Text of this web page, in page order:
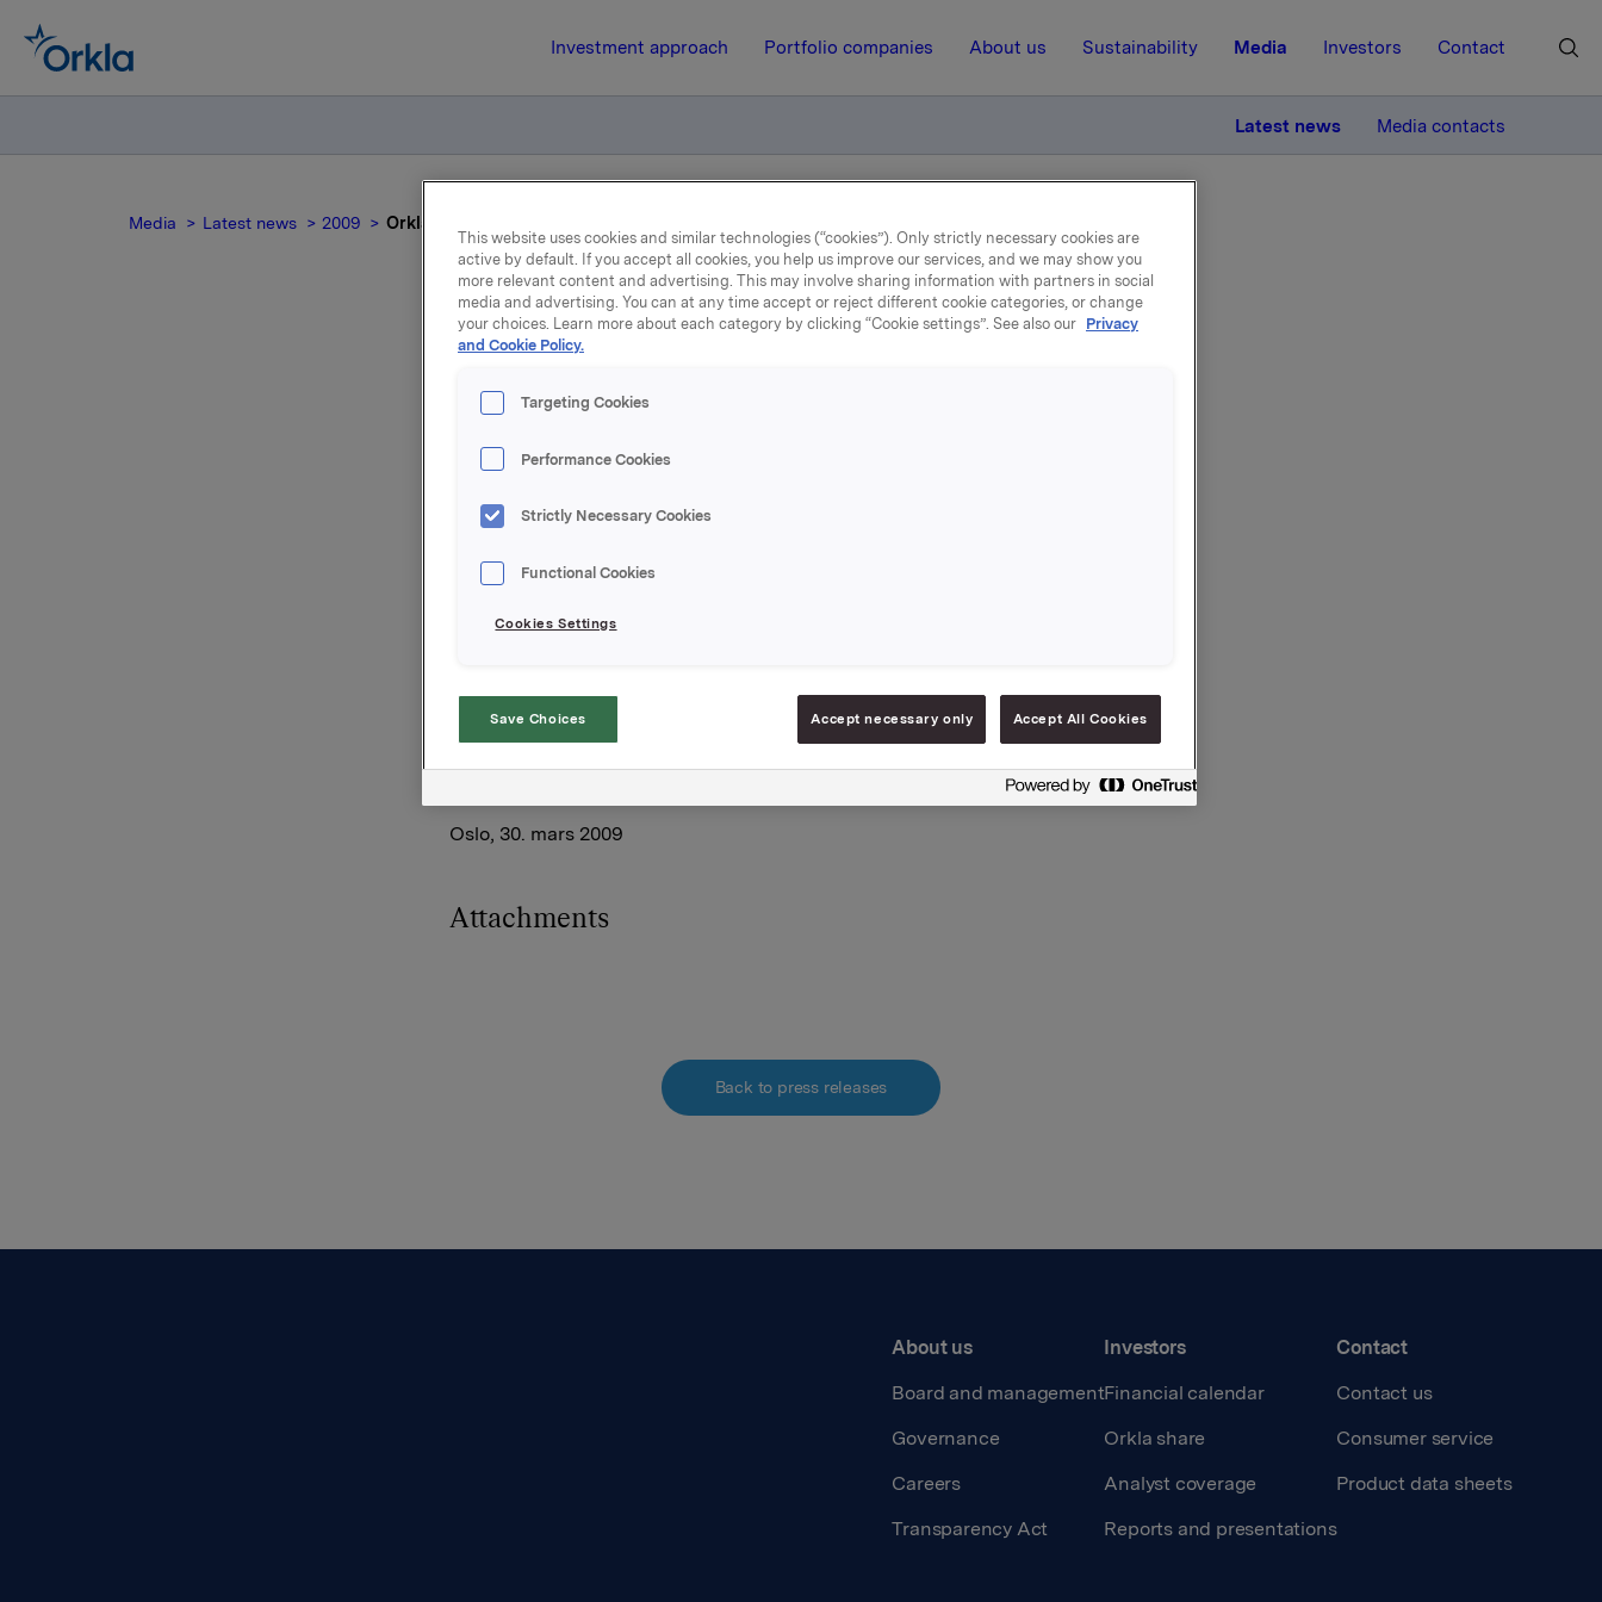
Investment approach Portfolio companies About us Sustainability Media Investors Contact
Latest news Media contacts
Media Latest news 2009 Orkla ASA - utstedelse av obligasjonslån
30 March 2009, 8:37 | Regulatory information
Orkla ASA - utstedelse av
obligasjonsmarkedet. I forbindelse med dette vil Orkla samtidig tilby
001016700.0) og ELK15 (NO 001019836.9) ved tegning/kjøp av andeler i de nye
For ytterligere informasjon om emisjonen kan Jan Krogh-Vennemo i DnB NOR
Oslo, 30. mars 2009
Attachments
Back to press releases
About us
Board and management
Governance
Careers
Transparency Act
Investors
Financial calendar
Orkla share
Analyst coverage
Reports and presentations
Contact
Contact us
Consumer service
Product data sheets
This website uses cookies and similar technologies (“cookies”). Only strictly necessary cookies are
active by default. If you accept all cookies, you help us improve our services, and we may show you
more relevant content and advertising. This may involve sharing information with partners in social
media and advertising. You can at any time accept or reject different cookie categories, or change
your choices. Learn more about each category by clicking “Cookie settings”. See also our Privacy
and Cookie Policy.
Targeting Cookies
Performance Cookies
Strictly Necessary Cookies
Functional Cookies
Cookies Settings
Save Choices Accept necessary only Accept All Cookies